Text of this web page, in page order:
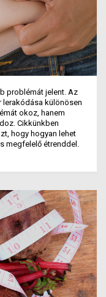
problémát jelent. Az
különösen
okoz, hanem
Cikkünkben
hogy hogyan lehet
megfelelő étrenddel.